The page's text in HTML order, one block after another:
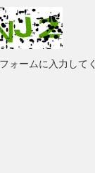
ォームに入力して